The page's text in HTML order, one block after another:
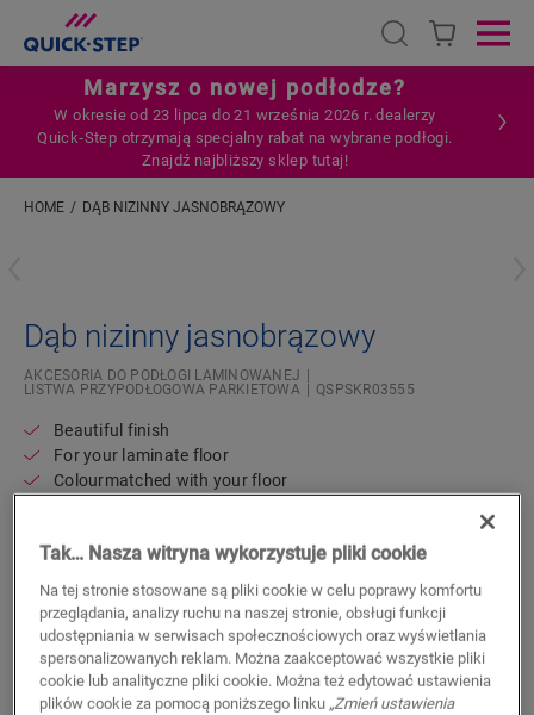
Open search
Marzysz o nowej podłodze?
W okresie od 23 lipca do 21 września 2026 r. dealerzy
Quick‑Step otrzymają specjalny rabat na wybrane podłogi.
Znajdź najbliższy sklep tutaj!
HOME DĄB NIZINNY JASNOBRĄZOWY
Dąb nizinny jasnobrązowy
AKCESORIA DO PODŁOGI LAMINOWANEJ
LISTWA PRZYPODŁOGOWA PARKIETOWA
QSPSKR03555
Beautiful finish
For your laminate floor
Colourmatched with your floor
21,99PLN/m
Sugerowana cena brutto
Tak… Nasza witryna wykorzystuje pliki cookie
Na tej stronie stosowane są pliki cookie w celu poprawy komfortu
przeglądania, analizy ruchu na naszej stronie, obsługi funkcji
udostępniania w serwisach społecznościowych oraz wyświetlania
spersonalizowanych reklam. Można zaakceptować wszystkie pliki
cookie lub analityczne pliki cookie. Można też edytować ustawienia
plików cookie za pomocą poniższego linku „Zmień ustawienia